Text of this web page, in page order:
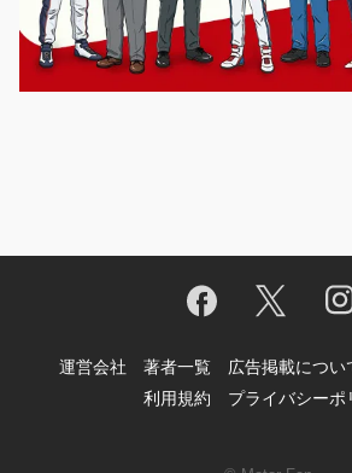
運営会社 著者一覧 広告掲載につい
利用規約
プライバシーポ